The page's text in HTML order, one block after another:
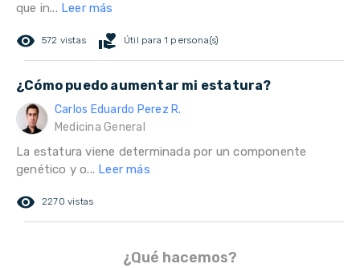
que in... Leer más
remove_red_eye 572 vistas volunteer_activism Útil para 1 persona(s)
¿Cómo puedo aumentar mi estatura?
Carlos Eduardo Perez R.
Medicina General
La estatura viene determinada por un componente
genético y o... Leer más
remove_red_eye 2270 vistas
¿Qué hacemos?